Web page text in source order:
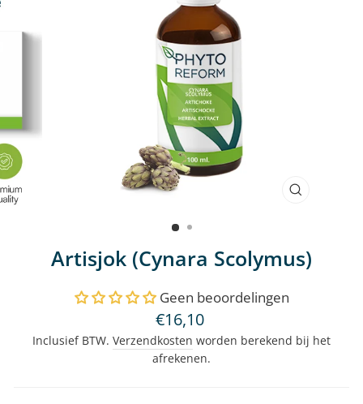
Artisjok (Cynara Scolymus)
Geen beoordelingen
Normale
prijs
€16,10
Inclusief BTW. Verzendkosten worden berekend bij het
afrekenen.